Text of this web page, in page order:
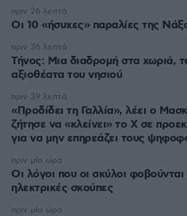
Οι 10 «ήσυχες» παραλίες της
πριν 26 λεπτά
Τήνος: Μια διαδρομή στα χωριά,
αξιοθέατα του νησιού
πριν 36 λεπτά
«Προδίδει τη Γαλλία», λέει ο
ζήτησε να «κλείνει» το X σε
για να μην επηρεάζει τους
πριν 39 λεπτά
Οι λόγοι που οι σκύλοι
ηλεκτρικές σκούπες
πριν μία ώρα
πριν μία ώρα